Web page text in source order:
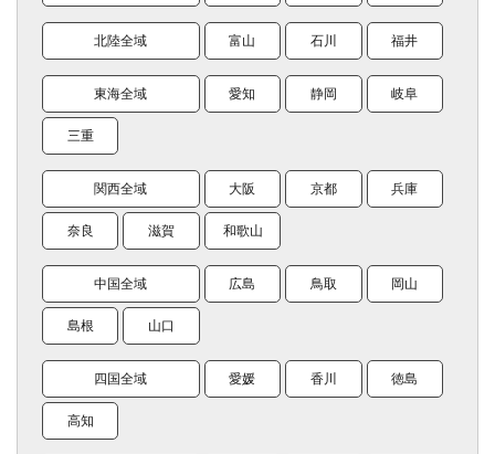
北陸全域 富山 石川 福井
東海全域 愛知 静岡 岐阜
三重
関西全域 大阪 京都 兵庫
奈良 滋賀 和歌山
中国全域 広島 鳥取 岡山
島根 山口
四国全域 愛媛 香川 徳島
高知